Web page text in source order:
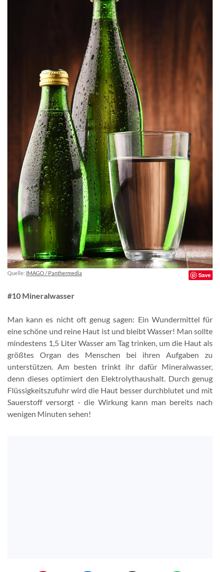
Quelle: IMAGO / Panthermedia Save
#10 Mineralwasser
Man kann es nicht oft genug sagen: Ein Wundermittel für
eine schöne und reine Haut ist und bleibt Wasser! Man sollte
mindestens 1,5 Liter Wasser am Tag trinken, um die Haut als
größtes Organ des Menschen bei ihren Aufgaben zu
unterstützen. Am besten trinkt ihr dafür Mineralwasser,
denn dieses optimiert den Elektrolythaushalt. Durch genug
Flüssigkeitszufuhr wird die Haut besser durchblutet und mit
Sauerstoff versorgt - die Wirkung kann man bereits nach
wenigen Minuten sehen!